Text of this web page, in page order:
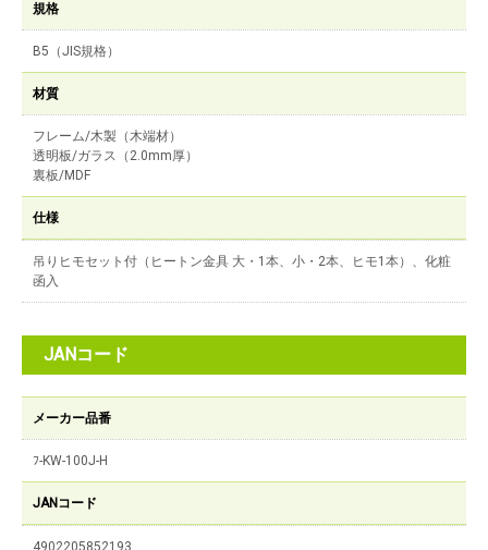
規格
B5（JIS規格）
材質
フレーム/木製（木端材）
透明板/ガラス（2.0mm厚）
裏板/MDF
仕様
吊りヒモセット付（ヒートン金具 大・1本、小・2本、ヒモ1本）、化粧
函入
JANコード
メーカー品番
ﾌ-KW-100J-H
JANコード
4902205852193